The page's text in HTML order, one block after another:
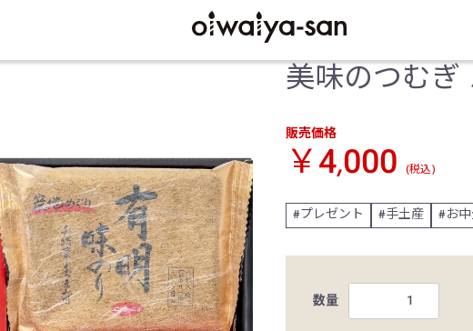
美味のつむぎ
販売価格
￥4,000 (税込)
プレゼント 手土産 お
数量